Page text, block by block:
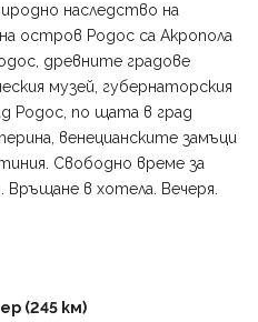
наследство на
остров Родос са Акропола
древните градове
музей, губернаторския
Родос, по щата в град
венецианските замъци
Свободно време за
Връщане в хотела. Вечеря.
(245 км)